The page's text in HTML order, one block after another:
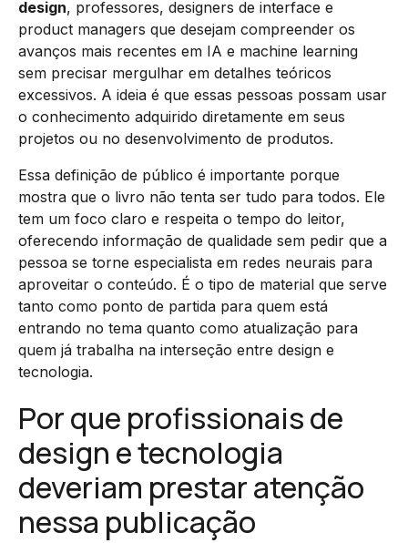
design, professores, designers de interface e
product managers que desejam compreender os
avanços mais recentes em IA e machine learning
sem precisar mergulhar em detalhes teóricos
excessivos. A ideia é que essas pessoas possam usar
o conhecimento adquirido diretamente em seus
projetos ou no desenvolvimento de produtos.
Essa definição de público é importante porque
mostra que o livro não tenta ser tudo para todos. Ele
tem um foco claro e respeita o tempo do leitor,
oferecendo informação de qualidade sem pedir que a
pessoa se torne especialista em redes neurais para
aproveitar o conteúdo. É o tipo de material que serve
tanto como ponto de partida para quem está
entrando no tema quanto como atualização para
quem já trabalha na interseção entre design e
tecnologia.
Por que profissionais de
design e tecnologia
deveriam prestar atenção
nessa publicação